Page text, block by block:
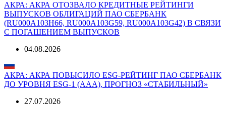
АКРА: АКРА ОТОЗВАЛО КРЕДИТНЫЕ РЕЙТИНГИ
ВЫПУСКОВ ОБЛИГАЦИЙ ПАО СБЕРБАНК
(RU000A103H66, RU000A103G59, RU000A103G42) В СВЯЗИ
С ПОГАШЕНИЕМ ВЫПУСКОВ
04.08.2026
АКРА: АКРА ПОВЫСИЛО ESG-РЕЙТИНГ ПАО СБЕРБАНК
ДО УРОВНЯ ESG-1 (AAА), ПРОГНОЗ «СТАБИЛЬНЫЙ»
27.07.2026